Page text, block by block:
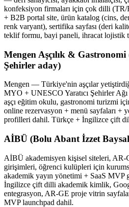
konfeksiyon firmaları için çok dilli
+ B2B portal site, ürün katalog (cins,
renk varyant), sertifika sayfası (deri
teklif formu, bayi paneli, ihracat lojistik
Mengen Aşçılık & Gastronomi
Şehirler aday)
Mengen — Türkiye'nin aşçılar
MYO + UNESCO Yaratıcı Şehirler
aşçı eğitim okulu, gastronomi turizmi
online rezervasyon + menü sayfaları +
profilleri dahil. Türkçe + İngilizce çift
AİBÜ (Bolu Abant İzzet
AİBÜ akademisyen kişisel siteleri, AR-
girişimleri, öğrenci kulüpleri için
akademik yayın yönetimi + SaaS MVP
İngilizce çift dilli akademik kimlik,
entegrasyon, AR-GE proje vitrin
MVP launchpad dahil.